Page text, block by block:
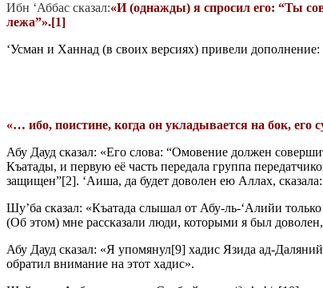
Ибн ‘Аббас сказал:«И (однажды) я спросил его: “Ты
лежа”».[1]
‘Усман и Ханнад (в своих версиях) привели дополнение:
«… ибо, поистине, когда он укладывается на бок, его
Абу Дауд сказал: «Его слова: “Омовение должен
Къатады, и первую её часть передала группа
защищен”[2]. ‘Аиша, да будет доволен ею Аллах, сказала:
Шу’ба сказал: «Къатада слышал от Абу-ль-‘Алийи
(Об этом) мне рассказали люди, которыми я был
Абу Дауд сказал: «Я упомянул[9] хадис Язида ад-
обратил внимание на этот хадис».